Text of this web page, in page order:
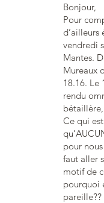
Bonjour,
Pour
d’ailleurs
vendredi
Mantes.
Mureaux
18.16. Le
rendu
Ce qui
pour
faut aller
motif de
pourquoi
pareille??